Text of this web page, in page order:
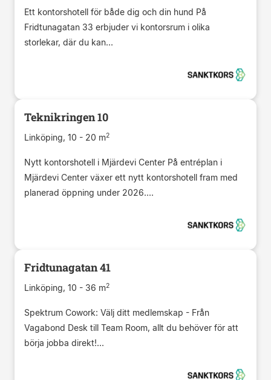
Ett kontorshotell för både dig och din hund På
Fridtunagatan 33 erbjuder vi kontorsrum i olika
storlekar, där du kan...
Teknikringen 10
Linköping, 10 - 20 m2
Nytt kontorshotell i Mjärdevi Center På entréplan i
Mjärdevi Center växer ett nytt kontorshotell fram med
planerad öppning under 2026....
Fridtunagatan 41
Linköping, 10 - 36 m2
Spektrum Cowork: Välj ditt medlemskap - Från
Vagabond Desk till Team Room, allt du behöver för att
börja jobba direkt!...